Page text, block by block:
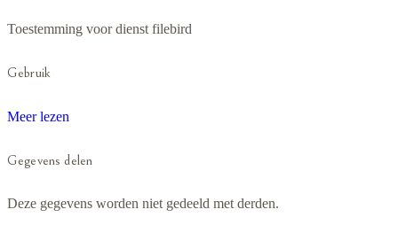
Toestemming voor dienst filebird
Gebruik
Meer lezen
Gegevens delen
Deze gegevens worden niet gedeeld met derden.